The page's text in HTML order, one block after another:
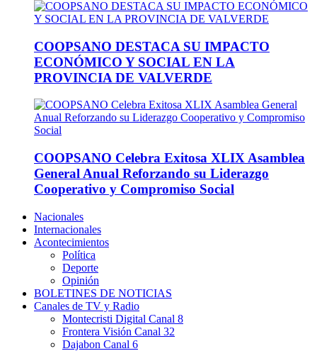
COOPSANO DESTACA SU IMPACTO
ECONÓMICO Y SOCIAL EN LA
PROVINCIA DE VALVERDE
COOPSANO Celebra Exitosa XLIX Asamblea
General Anual Reforzando su Liderazgo
Cooperativo y Compromiso Social
Nacionales
Internacionales
Acontecimientos
Política
Deporte
Opinión
BOLETINES DE NOTICIAS
Canales de TV y Radio
Montecristi Digital Canal 8
Frontera Visión Canal 32
Dajabon Canal 6